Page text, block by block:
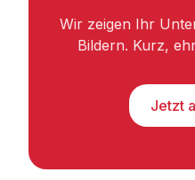
Wir zeigen Ihr
Bildern. Kurz,
Jetzt